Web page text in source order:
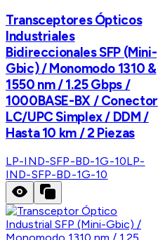
Transceptores Ópticos
Industriales
Bidireccionales SFP (Mini-
Gbic) / Monomodo 1310 &
1550 nm / 1.25 Gbps /
1000BASE-BX / Conector
LC/UPC Simplex / DDM /
Hasta 10 km / 2 Piezas
LP-IND-SFP-BD-1G-10LP-
IND-SFP-BD-1G-10